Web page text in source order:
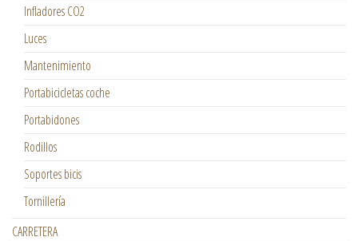
Infladores CO2
Luces
Mantenimiento
Portabicicletas coche
Portabidones
Rodillos
Soportes bicis
Tornillería
CARRETERA